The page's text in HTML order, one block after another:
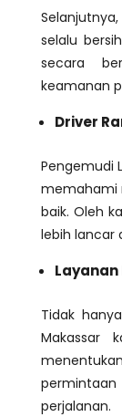
selalu
secara
keamanan
Driver
Pengemudi
memahami
baik. Oleh
lebih lancar
Tidak
Makassar
perjalanan.